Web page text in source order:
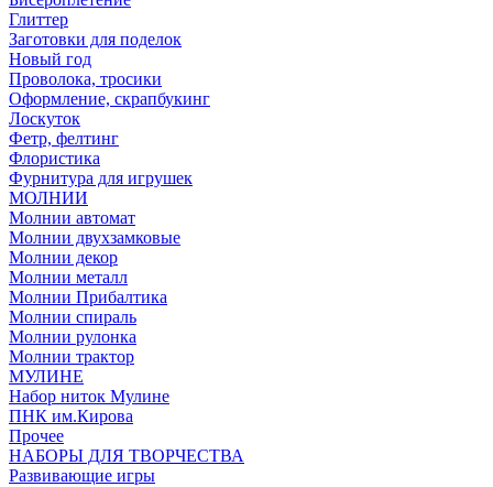
Глиттер
Заготовки для поделок
Новый год
Проволока, тросики
Оформление, скрапбукинг
Лоскуток
Фетр, фелтинг
Флористика
Фурнитура для игрушек
МОЛНИИ
Молнии автомат
Молнии двухзамковые
Молнии декор
Молнии металл
Молнии Прибалтика
Молнии спираль
Молнии рулонка
Молнии трактор
МУЛИНЕ
Набор ниток Мулине
ПНК им.Кирова
Прочее
НАБОРЫ ДЛЯ ТВОРЧЕСТВА
Развивающие игры